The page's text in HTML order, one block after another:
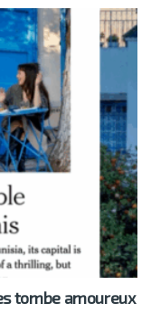
tombe amoureux